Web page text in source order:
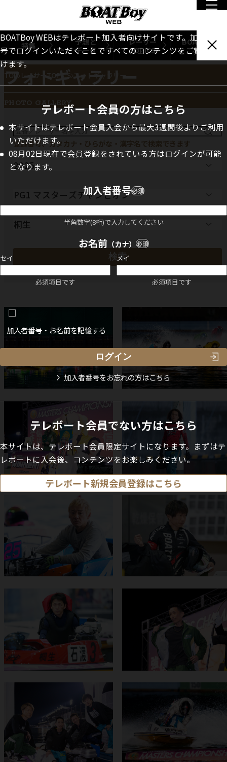
特集
予想と
データ
レーサー
TOPICS
BOATBoy
本誌
BOATBoy WEBはテレボート加入者向けサイトです。加入者番
号でログインいただくことですべてのコンテンツをご覧いただ
けます。
テレボート会員の方はこちら
本サイトはテレボート会員入会から最大3週間後よりご利用
いただけます。
08月02日現在で会員登録をされている方はログインが可能
となります。
加入者番号必須
半角数字(8桁)で入力してください
お名前（カナ） 必須
セイ
必須項目です
メイ
必須項目です
加入者番号・お名前を記憶する
加入者番号をお忘れの方はこちら
テレボート会員でない方はこちら
本サイトは、テレボート会員限定サイトになります。まずはテ
レボートに入会後、コンテンツをお楽しみください。
テレボート新規会員登録はこちら
TOP レーサーTOPICS フォトギャラリー
フォトギャラリー
PHOTO GALLERY
登録番号、カタカナ・ひらがな・漢字名で検索できます